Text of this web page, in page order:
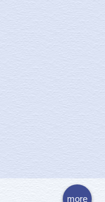
more